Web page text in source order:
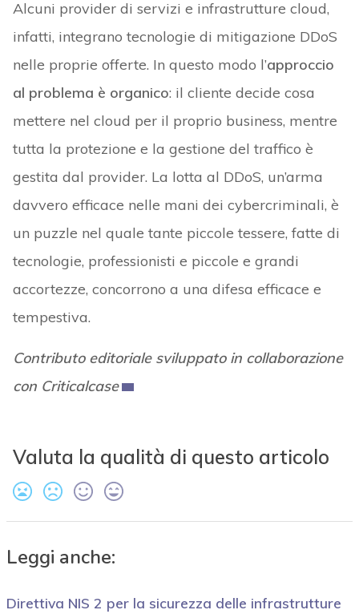
Alcuni provider di servizi e infrastrutture cloud,
infatti, integrano tecnologie di mitigazione DDoS
nelle proprie offerte. In questo modo l’approccio
al problema è organico: il cliente decide cosa
mettere nel cloud per il proprio business, mentre
tutta la protezione e la gestione del traffico è
gestita dal provider. La lotta al DDoS, un’arma
davvero efficace nelle mani dei cybercriminali, è
un puzzle nel quale tante piccole tessere, fatte di
tecnologie, professionisti e piccole e grandi
accortezze, concorrono a una difesa efficace e
tempestiva.
Contributo editoriale sviluppato in collaborazione
con Criticalcase
Valuta la qualità di questo articolo
Leggi anche:
Direttiva NIS 2 per la sicurezza delle infrastrutture